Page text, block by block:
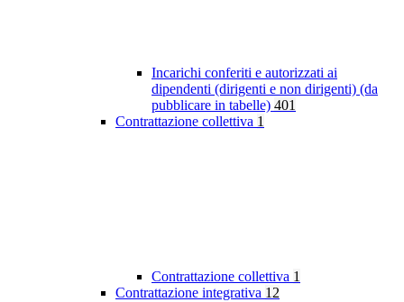
Incarichi conferiti e autorizzati ai
dipendenti (dirigenti e non dirigenti) (da
pubblicare in tabelle) 401
Contrattazione collettiva 1
Contrattazione collettiva 1
Contrattazione integrativa 12